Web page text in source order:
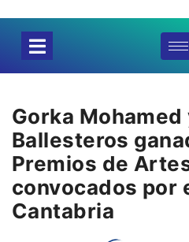
Gorka Mohamed
Ballesteros
Premios de
convocados por
Cantabria